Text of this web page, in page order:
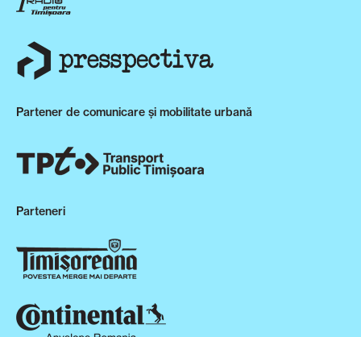
Partener de comunicare și mobilitate urbană
Parteneri